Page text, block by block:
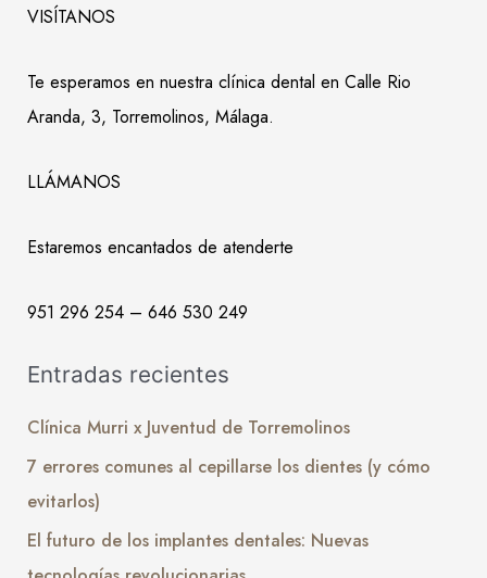
VISÍTANOS
Te esperamos en nuestra clínica dental en Calle Rio
Aranda, 3, Torremolinos, Málaga.
LLÁMANOS
Estaremos encantados de atenderte
951 296 254 – 646 530 249
Entradas recientes
Clínica Murri x Juventud de Torremolinos
7 errores comunes al cepillarse los dientes (y cómo
evitarlos)
El futuro de los implantes dentales: Nuevas